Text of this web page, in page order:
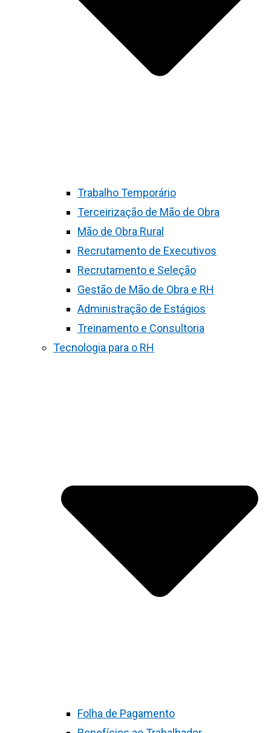
Trabalho Temporário
Terceirização de Mão de Obra
Mão de Obra Rural
Recrutamento de Executivos
Recrutamento e Seleção
Gestão de Mão de Obra e RH
Administração de Estágios
Treinamento e Consultoria
Tecnologia para o RH
Folha de Pagamento